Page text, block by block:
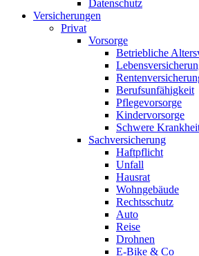
Datenschutz
Versicherungen
Privat
Vorsorge
Betriebliche
Berufsunfähigkeit
Pflegevorsorge
Kindervorsorge
Schwere
Sachversicherung
Haftpflicht
Unfall
Hausrat
Wohngebäude
Rechtsschutz
Auto
Reise
Drohnen
E-Bike & Co